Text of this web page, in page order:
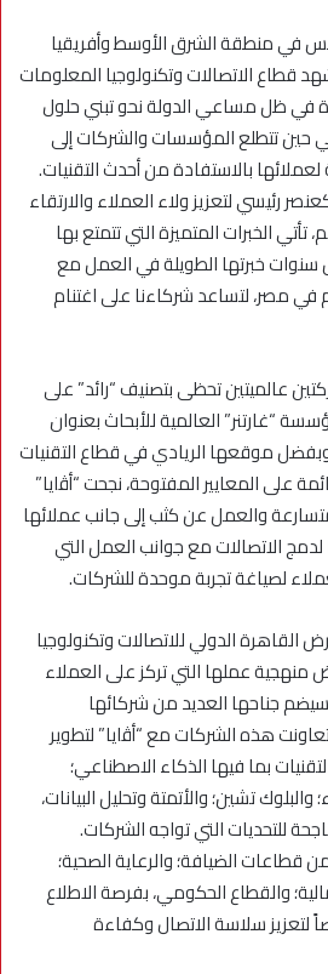
في منطقة الشرق الأوسط وأفريقيا
قطاع الاتصالات وتكنولوجيا المعلومات
في ظل مساعي الدولة نحو تبني حلول
حين تتطلع المؤسسات والشركات إلى
لعملائها بالاستفادة من أحدث التقنيات.
رئيسي لتعزيز ولاء العملاء والارتقاء
تأتي الخبرات المتميزة التي تتمتع بها
سنوات خبرتها الطويلة في العمل مع
مصر، لتساعد شركاءنا على اغتنام
عالميتين تحظى بتصنيف “رائد” على
“غارتنر” العالمية للأبحاث بعنوان
كوادرانتس 2018”. وبفضل موقعها الريادي في قطاع التقنيات
على المعايير المفتوحة، نجحت “أﭬايا”
والعمل عن كثب إلى جانب عملائها
الاتصالات مع جوانب العمل التي
لصياغة تجربة موحدة للشركات.
الدولي للاتصالات وتكنولوجيا
باستعراض منهجية عملها التي تركز على العملاء
سيضم جناحها العديد من شركائها
هذه الشركات مع “أﭬايا” لتطوير
بما فيها الذكاء الاصطناعي؛
والبلوك تشين؛ والأتمتة وتحليل البيانات،
للتحديات التي تواجه الشركات.
قطاعات الضيافة؛ والرعاية الصحية؛
والقطاع الحكومي، بفرصة الاطلاع
سلاسة الاتصال وكفاءة